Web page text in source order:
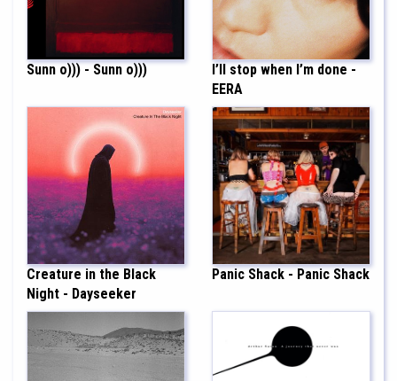
Sunn o))) - Sunn o)))
I’ll stop when I’m done -
EERA
Creature in the Black
Night - Dayseeker
Panic Shack - Panic Shack